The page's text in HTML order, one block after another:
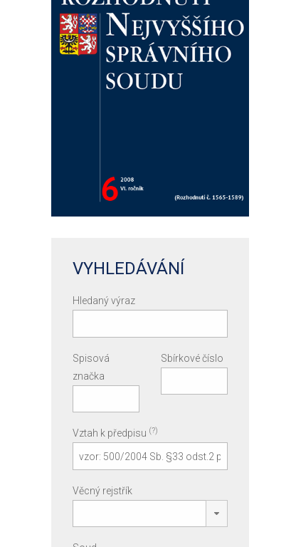
VYHLEDÁVÁNÍ
Hledaný výraz
Spisová
značka
Sbírkové číslo
Vztah k předpisu (?)
Věcný rejstřík